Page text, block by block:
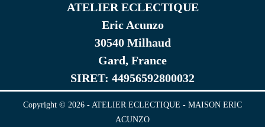
ATELIER ECLECTIQUE
Eric Acunzo
30540 Milhaud
Gard, France
SIRET: 44956592800032
Copyright © 2026 - ATELIER ECLECTIQUE - MAISON ERIC
ACUNZO